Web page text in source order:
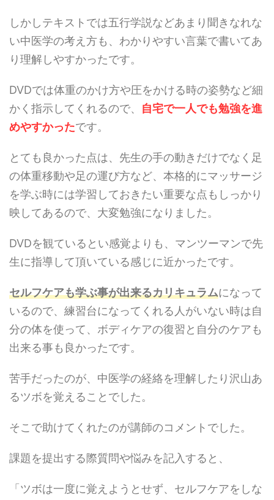
しかしテキストでは五行学説などあまり聞きなれな
い中医学の考え方も、わかりやすい言葉で書いてあ
り理解しやすかったです。
DVDでは体重のかけ方や圧をかける時の姿勢など細
かく指示してくれるので、 自宅で一人でも勉強を進
めやすかったです。
とても良かった点は、先生の手の動きだけでなく足
の体重移動や足の運び方など、本格的にマッサージ
を学ぶ時には学習しておきたい重要な点もしっかり
映してあるので、大変勉強になりました。
DVDを観ているとい感覚よりも、マンツーマンで先
生に指導して頂いている感じに近かったです。
セルフケアも学ぶ事が出来るカリキュラムになって
いるので、練習台になってくれる人がいない時は自
分の体を使って、ボディケアの復習と自分のケアも
出来る事も良かったです。
苦手だったのが、中医学の経絡を理解したり沢山あ
るツボを覚えることでした。
そこで助けてくれたのが講師のコメントでした。
課題を提出する際質問や悩みを記入すると、
「ツボは一度に覚えようとせず、セルフケアをしな